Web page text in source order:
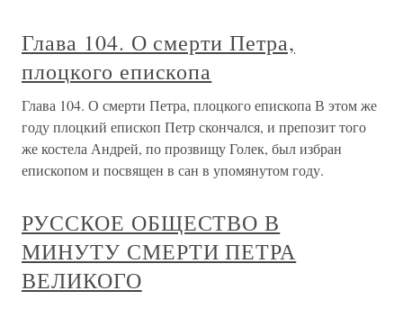
Глава 104. О смерти Петра,
плоцкого епископа
Глава 104. О смерти Петра, плоцкого епископа В этом же
году плоцкий епископ Петр скончался, и препозит того
же костела Андрей, по прозвищу Голек, был избран
епископом и посвящен в сан в упо­мянутом году.
РУССКОЕ ОБЩЕСТВО В
МИНУТУ СМЕРТИ ПЕТРА
ВЕЛИКОГО